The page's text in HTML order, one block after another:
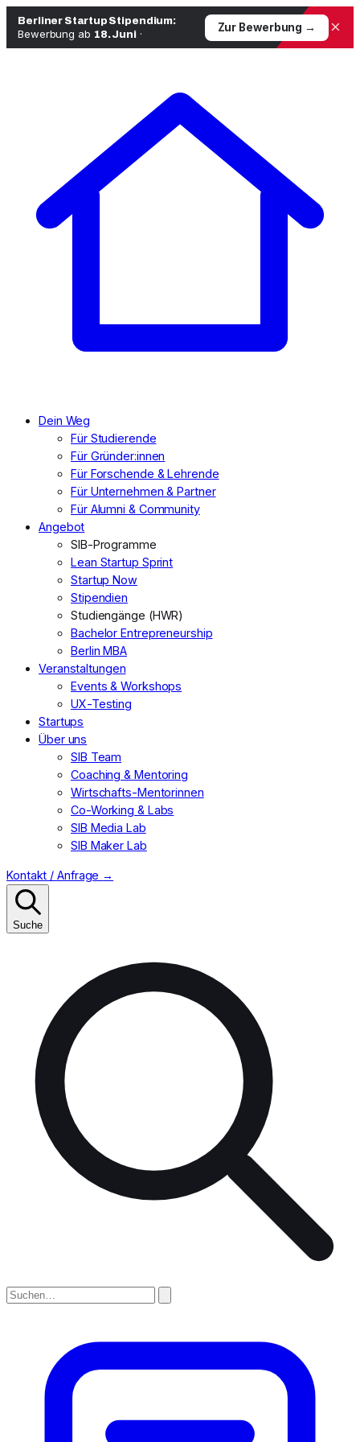
Berliner Startup Stipendium:
Bewerbung ab 18. Juni·
Zur Bewerbung → ×
Dein Weg
Für Studierende
Für Gründer:innen
Für Forschende & Lehrende
Für Unternehmen & Partner
Für Alumni & Community
Angebot
SIB-Programme
Lean Startup Sprint
Startup Now
Stipendien
Studiengänge (HWR)
Bachelor Entrepreneurship
Berlin MBA
Veranstaltungen
Events & Workshops
UX-Testing
Startups
Über uns
SIB Team
Coaching & Mentoring
Wirtschafts-Mentorinnen
Co-Working & Labs
SIB Media Lab
SIB Maker Lab
Kontakt / Anfrage →
Suche